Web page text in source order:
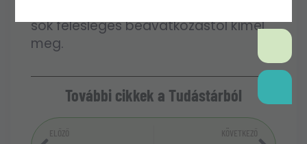
sok felesleges beavatkozástól kímél
meg.
További cikkek a Tudástárból
ELŐZŐ KÖVETKEZŐ